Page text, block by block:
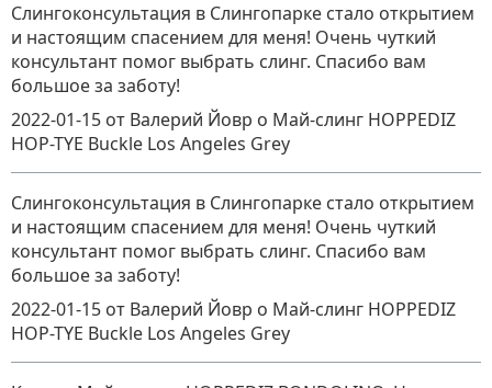
Слингоконсультация в Слингопарке стало открытием
и настоящим спасением для меня! Очень чуткий
консультант помог выбрать слинг. Спасибо вам
большое за заботу!
2022-01-15 от Валерий Йовр о Май-слинг HOPPEDIZ
HOP-TYE Buckle Los Angeles Grey
Слингоконсультация в Слингопарке стало открытием
и настоящим спасением для меня! Очень чуткий
консультант помог выбрать слинг. Спасибо вам
большое за заботу!
2022-01-15 от Валерий Йовр о Май-слинг HOPPEDIZ
HOP-TYE Buckle Los Angeles Grey